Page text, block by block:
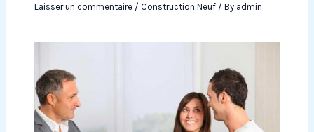
Laisser un commentaire / Construction Neuf/ By admin